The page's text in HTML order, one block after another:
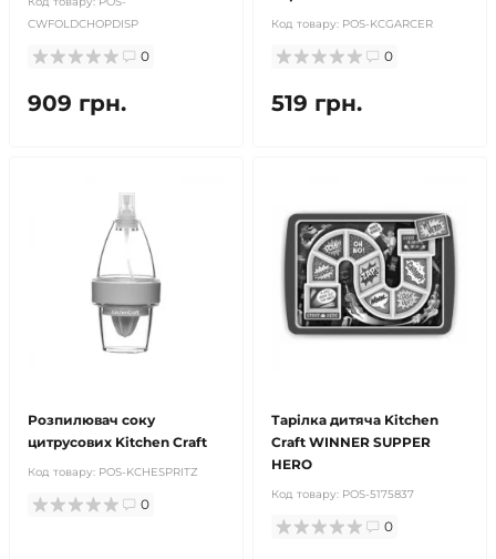
CWFOLDCHOPDISP
0
909 грн.
Код товару: POS-KCGARCER
0
519 грн.
Розпилювач соку
цитрусових Kitchen Craft
Код товару: POS-KCHESPRITZ
0
Тарілка дитяча Kitchen
Craft WINNER SUPPER
HERO
Код товару: POS-5175837
0